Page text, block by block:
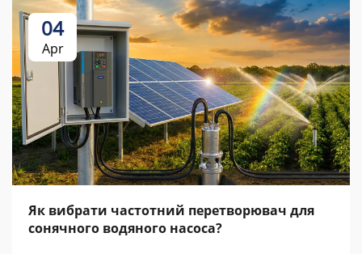
04
Apr
Як вибрати частотний перетворювач для
сонячного водяного насоса?